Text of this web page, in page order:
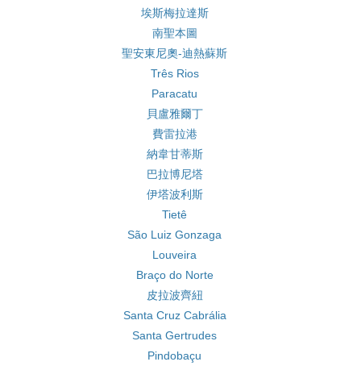
埃斯梅拉達斯
南聖本圖
聖安東尼奧-迪熱蘇斯
Três Rios
Paracatu
貝盧雅爾丁
費雷拉港
納韋甘蒂斯
巴拉博尼塔
伊塔波利斯
Tietê
São Luiz Gonzaga
Louveira
Braço do Norte
皮拉波齊紐
Santa Cruz Cabrália
Santa Gertrudes
Pindobaçu